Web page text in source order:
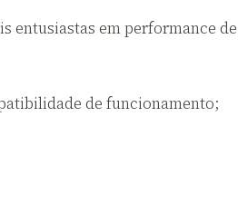
entusiastas em performance de
de funcionamento;